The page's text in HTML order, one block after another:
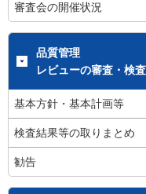
審査会の開催状況
品質管理
レビューの審査・検査
基本方針・基本計画等
検査結果等の取りまとめ
勧告